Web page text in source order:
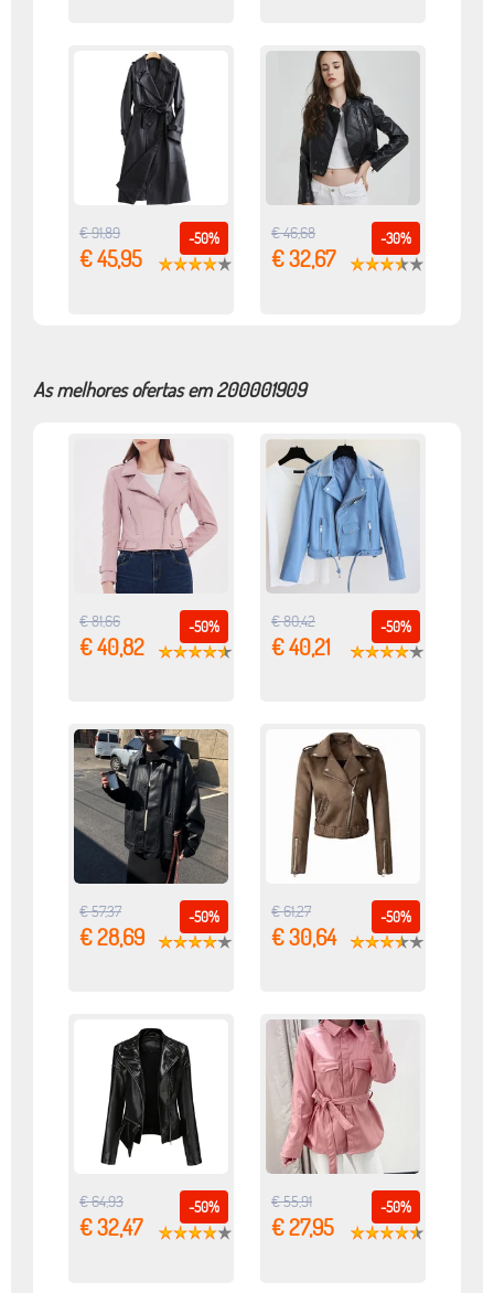
-50%
€ 91,89
€ 45,95
-30%
€ 46,68
€ 32,67
As melhores ofertas em 200001909
-50%
€ 81,66
€ 40,82
-50%
€ 80,42
€ 40,21
-50%
€ 57,37
€ 28,69
-50%
€ 61,27
€ 30,64
-50%
€ 64,93
€ 32,47
-50%
€ 55,91
€ 27,95